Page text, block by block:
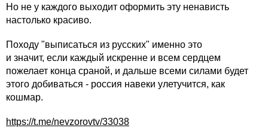
Но не у каждого выходит оформить эту ненависть
настолько красиво.
Походу "выписаться из русских" именно это
и значит, если каждый искренне и всем сердцем
пожелает конца сраной, и дальше всеми силами будет
этого добиваться - россия навеки улетучится, как
кошмар.
https://t.me/nevzorovtv/33038